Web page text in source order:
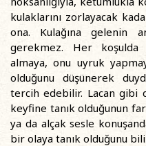
kulaklarını zorlayacak
ona. Kulağına gelenin
gerekmez. Her koşulda
almaya, onu uyruk
olduğunu düşünerek
tercih edebilir. Lacan gibi
keyfine tanık olduğunun
ya da alçak sesle
bir olaya tanık olduğunu